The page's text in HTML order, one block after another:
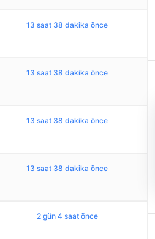
13 saat 38 dakika önce
13 saat 38 dakika önce
13 saat 38 dakika önce
13 saat 38 dakika önce
2 gün 4 saat önce